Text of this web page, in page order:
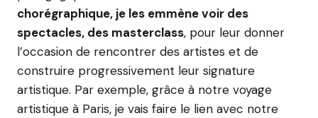
chorégraphique, je les emmène voir des
spectacles, des masterclass, pour leur donner
l’occasion de rencontrer des artistes et de
construire progressivement leur signature
artistique. Par exemple, grâce à notre voyage
artistique à Paris, je vais faire le lien avec notre